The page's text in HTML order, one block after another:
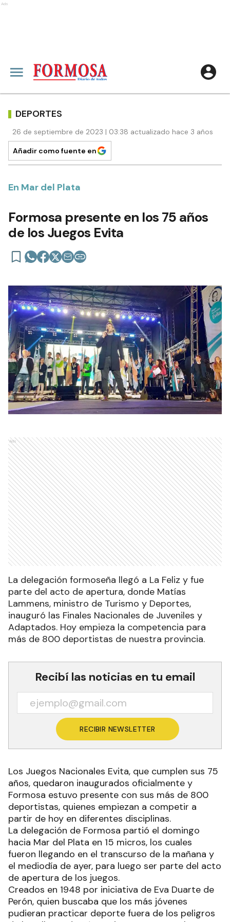
Ads
DEPORTES
26 de septiembre de 2023 | 03:38 actualizado hace 3 años
Añadir como fuente en
En Mar del Plata
Formosa presente en los 75 años
de los Juegos Evita
Ads
La delegación formoseña llegó a La Feliz y fue
parte del acto de apertura, donde Matías
Lammens, ministro de Turismo y Deportes,
inauguró las Finales Nacionales de Juveniles y
Adaptados. Hoy empieza la competencia para
más de 800 deportistas de nuestra provincia.
Recibí las noticias en tu email
RECIBIR NEWSLETTER
Los Juegos Nacionales Evita, que cumplen sus 75
años, quedaron inaugurados oficialmente y
Formosa estuvo presente con sus más de 800
deportistas, quienes empiezan a competir a
partir de hoy en diferentes disciplinas.
La delegación de Formosa partió el domingo
hacia Mar del Plata en 15 micros, los cuales
fueron llegando en el transcurso de la mañana y
el mediodía de ayer, para luego ser parte del acto
de apertura de los juegos.
Creados en 1948 por iniciativa de Eva Duarte de
Perón, quien buscaba que los más jóvenes
pudieran practicar deporte fuera de los peligros